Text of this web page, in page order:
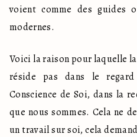
voient comme des guides
modernes.
Voici la raison pour laquelle
réside pas dans le
Conscience de Soi, dans la
que nous sommes. Cela ne
un travail sur soi, cela